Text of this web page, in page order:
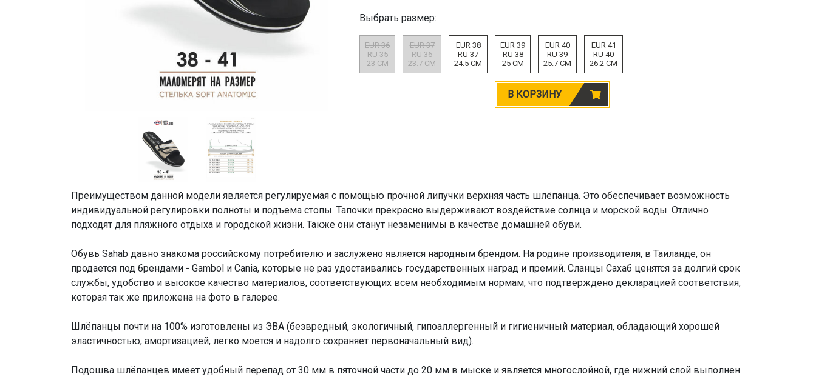
Выбрать размер:
EUR 36
RU 35
23 CM
EUR 37
RU 36
23.7 CM
EUR 38
RU 37
24.5 CM
EUR 39
RU 38
25 CM
EUR 40
RU 39
25.7 CM
EUR 41
RU 40
26.2 CM
В КОРЗИНУ
Преимуществом данной модели является регулируемая с помощью прочной липучки верхняя часть шлёпанца. Это обеспечивает возможность
индивидуальной регулировки полноты и подъема стопы. Тапочки прекрасно выдерживают воздействие солнца и морской воды. Отлично
подходят для пляжного отдыха и городской жизни. Также они станут незаменимы в качестве домашней обуви.
Обувь Sahab давно знакома российскому потребителю и заслужено является народным брендом. На родине производителя, в Таиланде, он
продается под брендами - Gambol и Cania, которые не раз удостаивались государственных наград и премий. Сланцы Сахаб ценятся за долгий срок
службы, удобство и высокое качество материалов, соответствующих всем необходимым нормам, что подтверждено декларацией соответствия,
которая так же приложена на фото в галерее.
Шлёпанцы почти на 100% изготовлены из ЭВА (безвредный, экологичный, гипоаллергенный и гигиеничный материал, обладающий хорошей
эластичностью, амортизацией, легко моется и надолго сохраняет первоначальный вид).
Подошва шлёпанцев имеет удобный перепад от 30 мм в пяточной части до 20 мм в мыске и является многослойной, где нижний слой выполнен